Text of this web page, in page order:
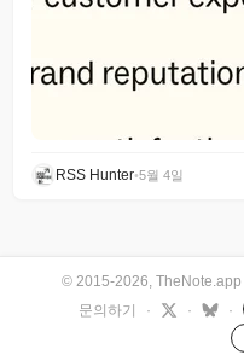
RSS Hunter•5월 4일
© 2015-2026, TheNote.app
문의하기
· · ·